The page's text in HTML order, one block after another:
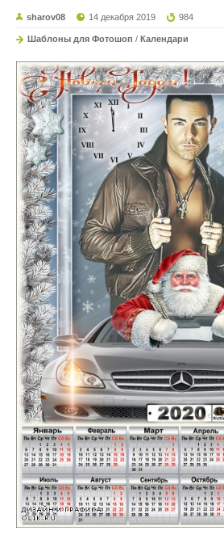
sharov08 14 декабря 2019 984
Шаблоны для Фотошоп / Календари